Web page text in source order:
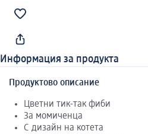
Информация за продукта
Продуктово описание
Цветни тик-так фиби
За момиченца
С дизайн на котета